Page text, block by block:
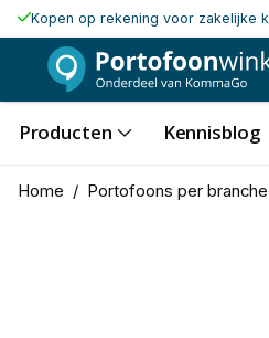
Kopen op rekening voor zakelijke
Producten Kennisblog
Home / Portofoons per branche